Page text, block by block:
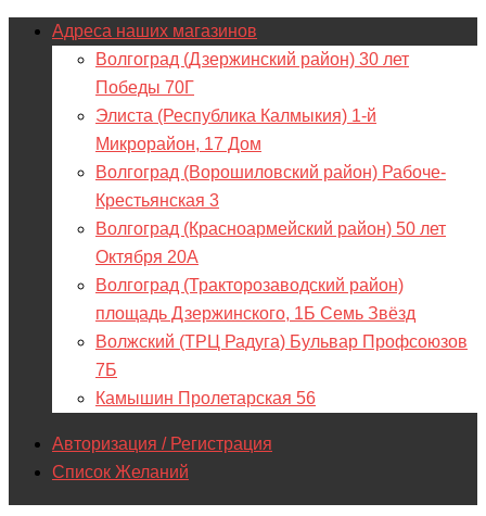
Адреса наших магазинов
Волгоград (Дзержинский район) 30 лет
Победы 70Г
Элиста (Республика Калмыкия) 1-й
Микрорайон, 17 Дом
Волгоград (Ворошиловский район) Рабоче-
Крестьянская 3
Волгоград (Красноармейский район) 50 лет
Октября 20А
Волгоград (Тракторозаводский район)
площадь Дзержинского, 1Б Семь Звёзд
Волжский (ТРЦ Радуга) Бульвар Профсоюзов
7Б
Камышин Пролетарская 56
Авторизация / Регистрация
Список Желаний